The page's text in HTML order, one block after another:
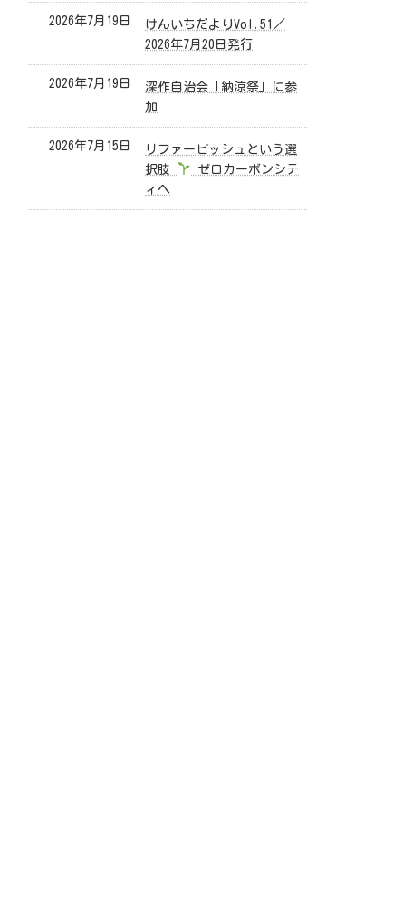
2026年7月19日
けんいちだよりVol.51／
2026年7月20日発行
2026年7月19日
深作自治会「納涼祭」に参
加
2026年7月15日
リファービッシュという選
択肢
ゼロカーボンシテ
ィへ